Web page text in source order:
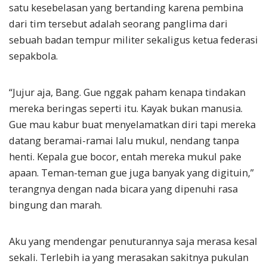
satu kesebelasan yang bertanding karena pembina
dari tim tersebut adalah seorang panglima dari
sebuah badan tempur militer sekaligus ketua federasi
sepakbola.
“Jujur aja, Bang. Gue nggak paham kenapa tindakan
mereka beringas seperti itu. Kayak bukan manusia.
Gue mau kabur buat menyelamatkan diri tapi mereka
datang beramai-ramai lalu mukul, nendang tanpa
henti. Kepala gue bocor, entah mereka mukul pake
apaan. Teman-teman gue juga banyak yang digituin,”
terangnya dengan nada bicara yang dipenuhi rasa
bingung dan marah.
Aku yang mendengar penuturannya saja merasa kesal
sekali. Terlebih ia yang merasakan sakitnya pukulan